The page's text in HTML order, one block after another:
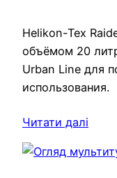
Helikon-Tex
объёмом 20
Urban Line для
использования.
Читати далі